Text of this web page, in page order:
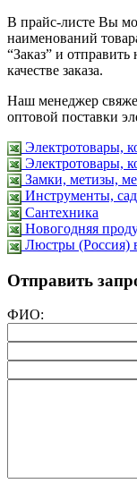
В прайс-листе Вы
наименований
“Заказ” и
качестве заказа.
Наш менеджер
оптовой поставки
Электротовары,
Электротовары,
Замки, метизы,
Инструменты,
Сантехника
Новогодняя
Люстры (Россия)
Отправить
ФИО: